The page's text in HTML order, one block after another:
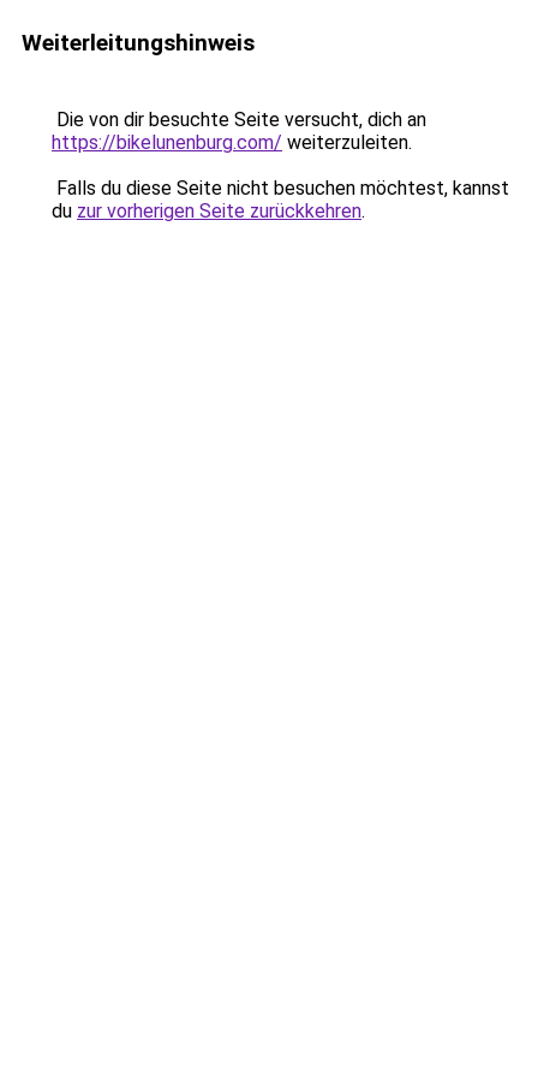
Weiterleitungshinweis
Die von dir besuchte Seite versucht, dich an
https://bikelunenburg.com/ weiterzuleiten.
Falls du diese Seite nicht besuchen möchtest, kannst
du zur vorherigen Seite zurückkehren.